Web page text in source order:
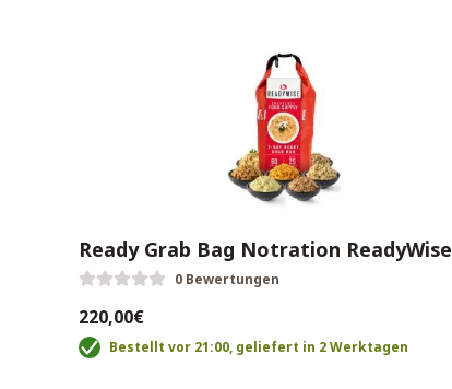
Ready Grab Bag Notration ReadyWise
0 Bewertungen
220,00€
Bestellt vor 21:00, geliefert in 2 Werktagen